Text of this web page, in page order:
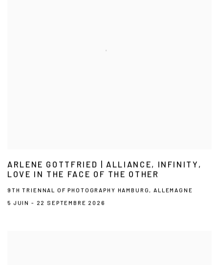
ARLENE GOTTFRIED | ALLIANCE, INFINITY,
LOVE IN THE FACE OF THE OTHER
9TH TRIENNAL OF PHOTOGRAPHY HAMBURG, ALLEMAGNE
5 JUIN - 22 SEPTEMBRE 2026